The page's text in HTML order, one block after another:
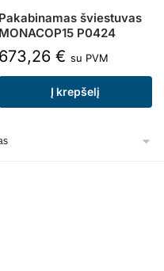
Pakabinamas šviestuvas
MONACOP15 P0424
673,26 € su PVM
Į krepšelį